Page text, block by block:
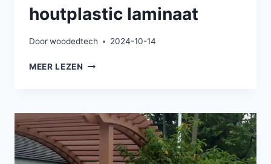
houtplastic laminaat
Doorwoodedtech 2024-10-14
MEER LEZEN PERGOLA
GEÏNSTALLEERD
MET
HOUTPLASTIC
LAMINAAT